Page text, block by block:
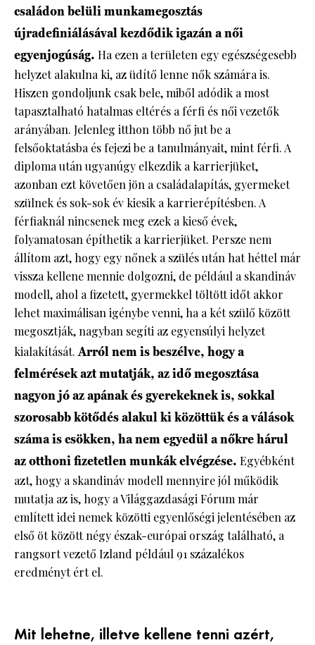
családon belüli munkamegosztás
újradefiniálásával kezdődik igazán a női
egyenjogúság. Ha ezen a területen egy egészségesebb
helyzet alakulna ki, az üdítő lenne nők számára is.
Hiszen gondoljunk csak bele, miből adódik a most
tapasztalható hatalmas eltérés a férfi és női vezetők
arányában. Jelenleg itthon több nő jut be a
felsőoktatásba és fejezi be a tanulmányait, mint férfi. A
diploma után ugyanúgy elkezdik a karrierjüket,
azonban ezt követően jön a családalapítás, gyermeket
szülnek és sok-sok év kiesik a karrierépítésben. A
férfiaknál nincsenek meg ezek a kieső évek,
folyamatosan építhetik a karrierjüket. Persze nem
állítom azt, hogy egy nőnek a szülés után hat héttel már
vissza kellene mennie dolgozni, de például a skandináv
modell, ahol a fizetett, gyermekkel töltött időt akkor
lehet maximálisan igénybe venni, ha a két szülő között
megosztják, nagyban segíti az egyensúlyi helyzet
kialakítását.Arról nem is beszélve, hogy a
felmérések azt mutatják, az idő megosztása
nagyon jó az apának és gyerekeknek is, sokkal
szorosabb kötődés alakul ki közöttük és a válások
száma is csökken, ha nem egyedül a nőkre hárul
az otthoni fizetetlen munkák elvégzése. Egyébként
azt, hogy a skandináv modell mennyire jól működik
mutatja az is, hogy a Világgazdasági Fórum már
említett idei nemek közötti egyenlőségi jelentésében az
első öt között négy észak-európai ország található, a
rangsort vezető Izland például 91 százalékos
eredményt ért el.
Mit lehetne, illetve kellene tenni azért,